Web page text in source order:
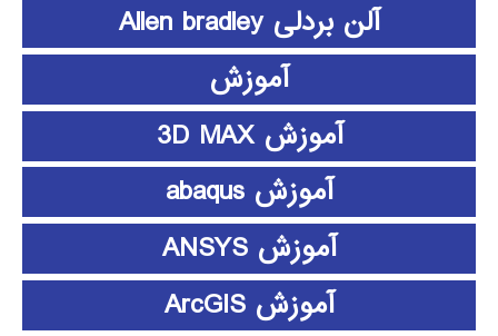
آلن بردلی Allen bradley
آموزش
آموزش 3D MAX
آموزش abaqus
آموزش ANSYS
آموزش ArcGIS